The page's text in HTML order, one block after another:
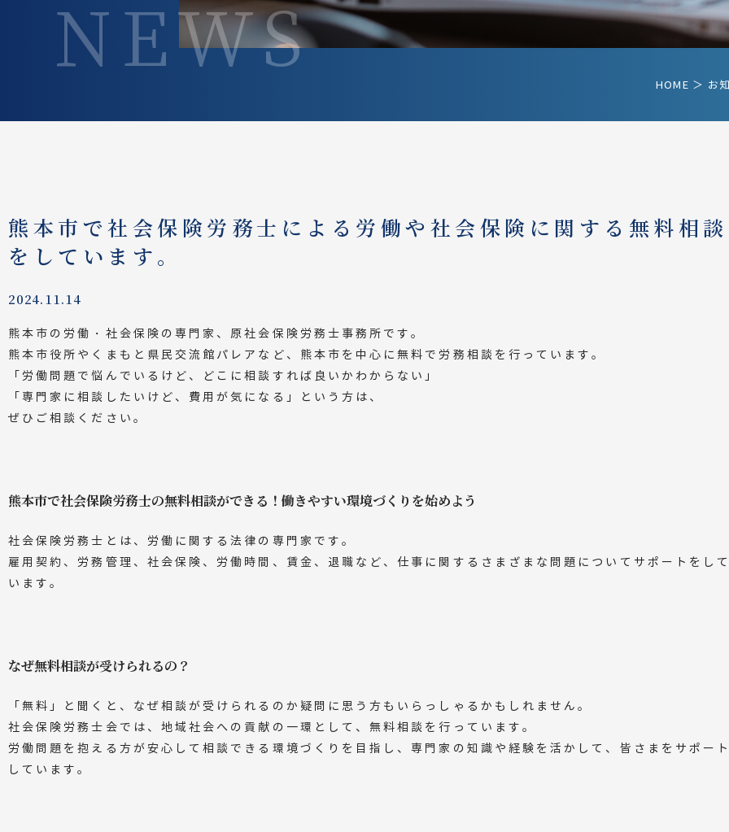
NEWS HOME ＞ お
熊本市で社会保険労務士による労働や社会保険に関する無料相談
をしています。
2024.11.14
熊本市の労働・社会保険の専門家、原社会保険労務士事務所です。
熊本市役所や くまもと県民交流館パレアなど、熊本市を中心に無料で労務相談を行っています。
「労働問題で悩んでいるけど、どこに相談すれば良いかわからない」
「専門家に相談したいけど、費用が気になる」という方は、
ぜひご相談ください。
熊本市で社会保険労務士の無料相談ができる！働きやすい環境づくりを始めよう
社会保険労務士とは、労働に関する法律の専門家です。
雇用契約、労務管理、社会保険、労働時間、賃金、退職など、仕事に関するさまざまな問題についてサポートをし
います。
なぜ無料相談が受けられるの？
「無料」と聞くと、なぜ相談が受けられるのか疑問に思う方もいらっしゃるかもしれません。
社会保険労務士会では、地域社会への貢献の一環として、無料相談を行っています。
労働問題を抱える方が安心して相談できる環境づくりを目指し、専門家の知識や経験を活かして、皆さまをサポー
しています。